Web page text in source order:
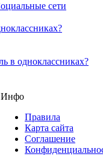
сети
в одноклассниках?
Инфо
Правила
Карта сайта
Соглашение